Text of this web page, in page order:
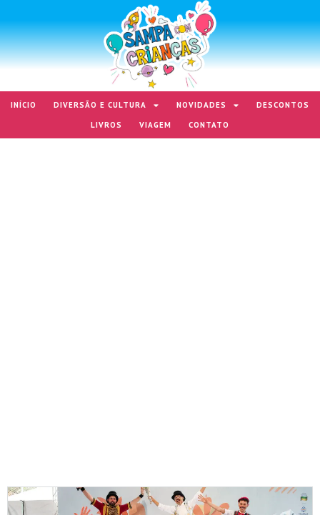
INÍCIO DIVERSÃO E CULTURA NOVIDADES
DESCONTOS
LIVROS
VIAGEM CONTATO